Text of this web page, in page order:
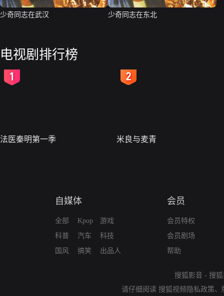
少奇同志在武汉 少奇同志在东北
电视剧排行榜
法医秦明第一季 米良与麦青
自媒体
全部
科普
国风
Kpop
汽车
搞笑
游戏
科技
出品人
会员
会员特权
会员剧场
帮助
搜狐影音 - 搜
请仔细阅读 搜狐视频隐私政策、